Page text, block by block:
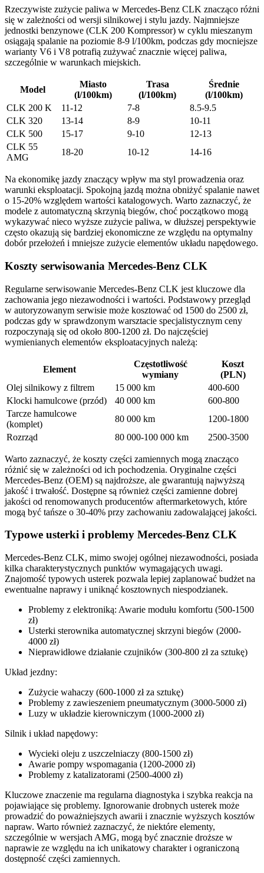
Rzeczywiste zużycie paliwa w Mercedes-Benz CLK znacząco różni
się w zależności od wersji silnikowej i stylu jazdy. Najmniejsze
jednostki benzynowe (CLK 200 Kompressor) w cyklu mieszanym
osiągają spalanie na poziomie 8-9 l/100km, podczas gdy mocniejsze
warianty V6 i V8 potrafią zużywać znacznie więcej paliwa,
szczególnie w warunkach miejskich.
Model
Miasto
(l/100km)
Trasa
(l/100km)
Średnie
(l/100km)
CLK 200 K
11-12 7-8
8.5-9.5
CLK 320
13-14 8-9
10-11
CLK 500
15-17 9-10
12-13
CLK 55
AMG
18-20 10-12 14-16
Na ekonomikę jazdy znaczący wpływ ma styl prowadzenia oraz
warunki eksploatacji. Spokojną jazdą można obniżyć spalanie nawet
o 15-20% względem wartości katalogowych. Warto zaznaczyć, że
modele z automatyczną skrzynią biegów, choć początkowo mogą
wykazywać nieco wyższe zużycie paliwa, w dłuższej perspektywie
często okazują się bardziej ekonomiczne ze względu na optymalny
dobór przełożeń i mniejsze zużycie elementów układu napędowego.
Koszty serwisowania Mercedes-Benz CLK
Regularne serwisowanie Mercedes-Benz CLK jest kluczowe dla
zachowania jego niezawodności i wartości. Podstawowy przegląd
w autoryzowanym serwisie może kosztować od 1500 do 2500 zł,
podczas gdy w sprawdzonym warsztacie specjalistycznym ceny
rozpoczynają się od około 800-1200 zł. Do najczęściej
wymienianych elementów eksploatacyjnych należą:
Element
Częstotliwość
wymiany
Koszt
(PLN)
Olej silnikowy z filtrem
15 000 km
400-600
Klocki hamulcowe (przód)
40 000 km
600-800
Tarcze hamulcowe
(komplet)
80 000 km
1200-1800
Rozrząd
80 000-100 000 km 2500-3500
Warto zaznaczyć, że koszty części zamiennych mogą znacząco
różnić się w zależności od ich pochodzenia. Oryginalne części
Mercedes-Benz (OEM) są najdroższe, ale gwarantują najwyższą
jakość i trwałość. Dostępne są również części zamienne dobrej
jakości od renomowanych producentów aftermarketowych, które
mogą być tańsze o 30-40% przy zachowaniu zadowalającej jakości.
Typowe usterki i problemy Mercedes-Benz CLK
Mercedes-Benz CLK, mimo swojej ogólnej niezawodności, posiada
kilka charakterystycznych punktów wymagających uwagi.
Znajomość typowych usterek pozwala lepiej zaplanować budżet na
ewentualne naprawy i uniknąć kosztownych niespodzianek.
Problemy z elektroniką: Awarie modułu komfortu (500-1500
zł)
Usterki sterownika automatycznej skrzyni biegów (2000-
4000 zł)
Nieprawidłowe działanie czujników (300-800 zł za sztukę)
Układ jezdny:
Zużycie wahaczy (600-1000 zł za sztukę)
Problemy z zawieszeniem pneumatycznym (3000-5000 zł)
Luzy w układzie kierowniczym (1000-2000 zł)
Silnik i układ napędowy:
Wycieki oleju z uszczelniaczy (800-1500 zł)
Awarie pompy wspomagania (1200-2000 zł)
Problemy z katalizatorami (2500-4000 zł)
Kluczowe znaczenie ma regularna diagnostyka i szybka reakcja na
pojawiające się problemy. Ignorowanie drobnych usterek może
prowadzić do poważniejszych awarii i znacznie wyższych kosztów
napraw. Warto również zaznaczyć, że niektóre elementy,
szczególnie w wersjach AMG, mogą być znacznie droższe w
naprawie ze względu na ich unikatowy charakter i ograniczoną
dostępność części zamiennych.